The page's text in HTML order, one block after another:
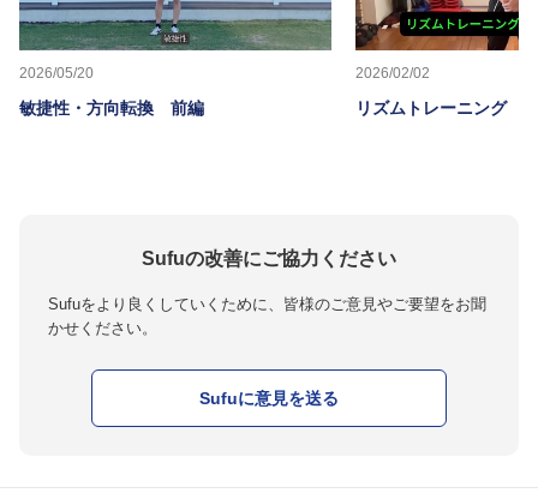
2026/05/20
敏捷性・方向転換 前編
2026/02/02
リズムトレーニング
Sufuの改善にご協力ください
Sufuをより良くしていくために、皆様のご意見やご要望をお聞
かせください。
Sufuに意見を送る